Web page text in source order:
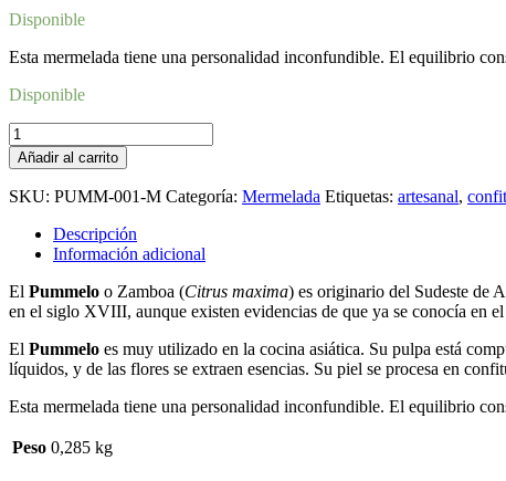
Disponible
Esta mermelada tiene una personalidad inconfundible. El equilibrio
Disponible
Pummelo_mermelada
cantidad
Añadir al carrito
SKU: PUMM-001-M Categoría: Mermelada Etiquetas: artesanal,
Descripción
Información adicional
El Pummelo o Zamboa (Citrus maxima) es originario del Sudeste de
en el siglo XVIII, aunque existen evidencias de que ya se conocía en
El Pummelo es muy utilizado en la cocina asiática. Su pulpa está
líquidos, y de las flores se extraen esencias. Su piel se procesa en
Esta mermelada tiene una personalidad inconfundible. El equilibrio
Peso 0,285 kg